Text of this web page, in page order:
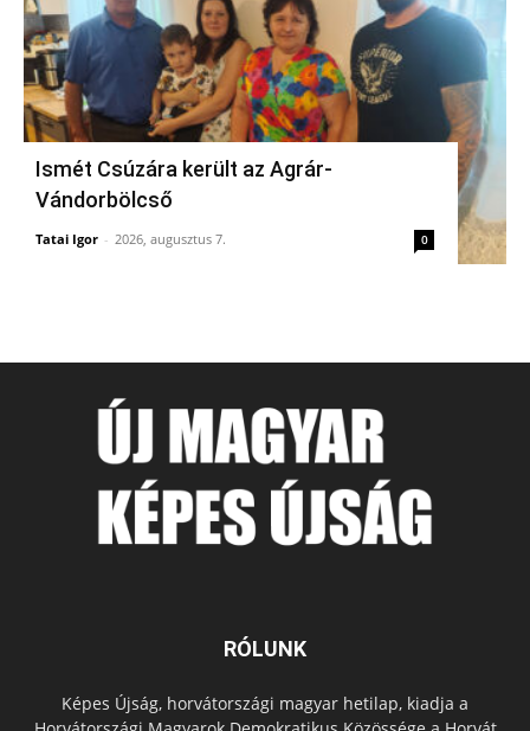
Ismét Csúzára került az Agrár-
Vándorbölcső
Tatai Igor - 2026, augusztus 7. 0
RÓLUNK
Képes Újság, horvátországi magyar hetilap, kiadja a